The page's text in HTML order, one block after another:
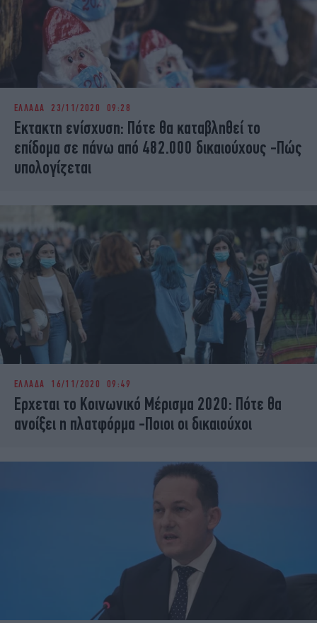
ΕΛΛΑΔΑ 23/11/2020 09:28
Εκτακτη ενίσχυση: Πότε θα καταβληθεί το
επίδομα σε πάνω από 482.000 δικαιούχους -Πώς
υπολογίζεται
ΕΛΛΑΔΑ 16/11/2020 09:49
Ερχεται το Κοινωνικό Μέρισμα 2020: Πότε θα
ανοίξει η πλατφόρμα -Ποιοι οι δικαιούχοι